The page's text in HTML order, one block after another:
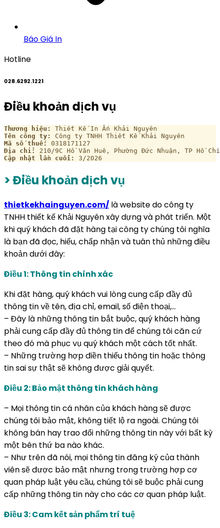
Báo Giá In
Hotline
028.6292.1221
Điều khoản dịch vụ
Thương hiệu:
Thiết Kế In Ấn Khải Nguyên
Tên công ty:
Công ty TNHH Thiết Kế Khải Nguyên
Mã số thuế: 0318171127
Địa chỉ:
210/9C Hồ Văn Huê, Phường Đức Nhuận, TP Hồ
Cập nhật lần cuối:
3/2026
> Điều khoản dịch vụ
thietkekhainguyen.com/ là website do công ty
TNHH thiết kế Khải Nguyên xây dựng và phát triển. Một
khi quý khách đã đặt hàng tại công ty chúng tôi nghĩa
là bạn đã đọc, hiểu, chấp nhận và tuân thủ những điều
khoản dưới đây:
Điều 1: Thông tin chính xác
Khi đặt hàng, quý khách vui lòng cung cấp đầy đủ
thông tin về tên, địa chỉ, email, số điện thoại,…
– Đây là những thông tin bắt buộc, quý khách hàng
phải cung cấp đầy đủ thông tin để chúng tôi căn cứ
theo đó mà phục vụ quý khách một cách tốt nhất.
– Những trường hợp điền thiếu thông tin hoặc thông
tin sai sự thật sẽ không được giải quyết.
Điều 2: Bảo mật thông tin khách hàng
– Mọi thông tin cá nhân của khách hàng sẽ được
chúng tôi bảo mật, không tiết lộ ra ngoài. Chúng tôi
không bán hay trao đổi những thông tin này với bất kỳ
một bên thứ ba nào khác.
– Như trên đã nói, mọi thông tin đăng ký của thành
viên sẽ được bảo mật nhưng trong trường hợp cơ
quan pháp luật yêu cầu, chúng tôi sẽ buộc phải cung
cấp những thông tin này cho các cơ quan pháp luật.
Điều 3: Cam kết sản phẩm trí tuệ